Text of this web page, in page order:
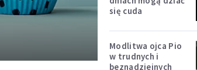
się cuda
Modlitwa ojca Pio
w trudnych i
beznadziejnych